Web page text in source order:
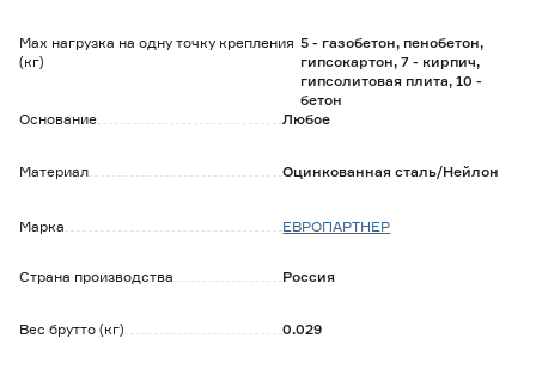
Max нагрузка на одну точку крепления
(кг)
5 - газобетон, пенобетон,
гипсокартон, 7 - кирпич,
гипсолитовая плита, 10 -
бетон
Основание
Любое
Материал Оцинкованная сталь/Нейлон
Марка ЕВРОПАРТНЕР
Страна производства Россия
Вес брутто (кг) 0.029